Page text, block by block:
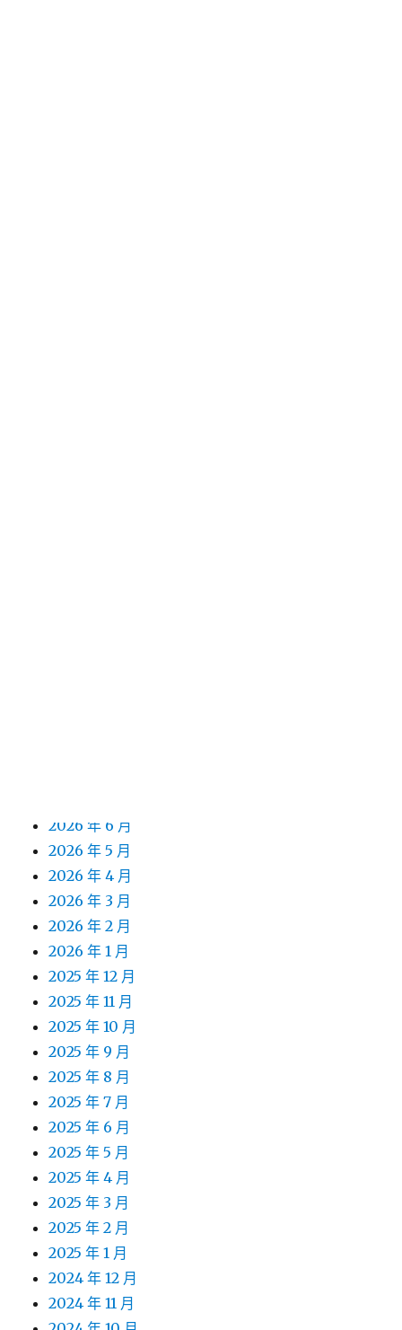
2026 年 6 月
2026 年 5 月
2026 年 4 月
2026 年 3 月
2026 年 2 月
2026 年 1 月
2025 年 12 月
2025 年 11 月
2025 年 10 月
2025 年 9 月
2025 年 8 月
2025 年 7 月
2025 年 6 月
2025 年 5 月
2025 年 4 月
2025 年 3 月
2025 年 2 月
2025 年 1 月
2024 年 12 月
2024 年 11 月